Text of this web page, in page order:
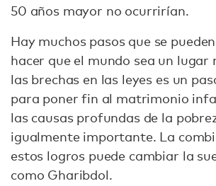
50 años mayor no ocurrirían.
Hay muchos pasos que se
hacer que el mundo sea un lugar
las brechas en las leyes es un
para poner fin al matrimonio
las causas profundas de la
igualmente importante. La
estos logros puede cambiar la
como Gharibdol.